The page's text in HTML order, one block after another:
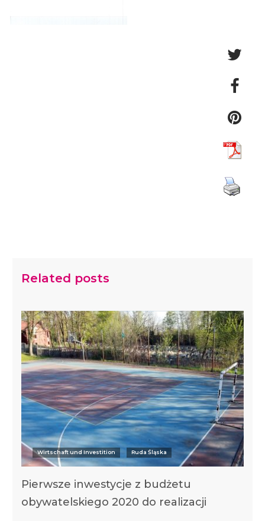
Related posts
Wirtschaft und Investition Ruda Śląska
Pierwsze inwestycje z budżetu
obywatelskiego 2020 do realizacji